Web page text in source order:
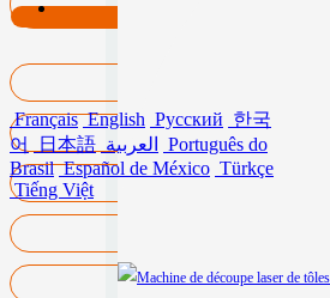
Français English Русский 한국
어
日本語 العربية
Português do
Brasil Español de México Türkçe
Tiếng Việt